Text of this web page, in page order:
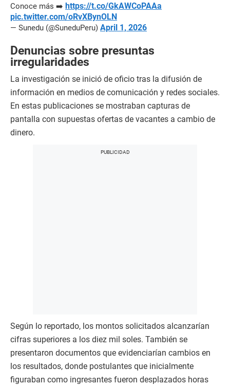
Conoce más ➡️ https://t.co/GkAWCoPAAa
pic.twitter.com/oRvXBynOLN
— Sunedu (@SuneduPeru) April 1, 2026
Denuncias sobre presuntas
irregularidades
La investigación se inició de oficio tras la difusión de
información en medios de comunicación y redes sociales.
En estas publicaciones se mostraban capturas de
pantalla con supuestas ofertas de vacantes a cambio de
dinero.
Según lo reportado, los montos solicitados alcanzarían
cifras superiores a los diez mil soles. También se
presentaron documentos que evidenciarían cambios en
los resultados, donde postulantes que inicialmente
figuraban como ingresantes fueron desplazados horas